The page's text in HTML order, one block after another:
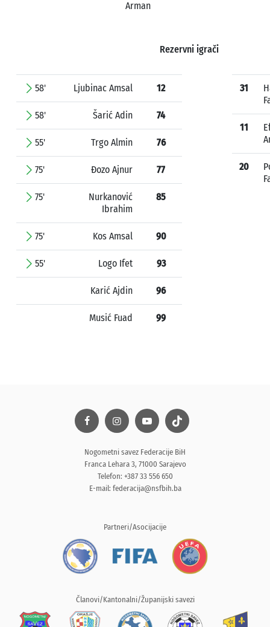
Arman
Rezervni igrači
58' Ljubinac Amsal 12
58' Šarić Adin 74
55' Trgo Almin 76
75' Đozo Ajnur 77
75'
Nurkanović
Ibrahim
85
75' Kos Amsal 90
55' Logo Ifet 93
Karić Ajdin 96
Musić Fuad 99
31
11
20
Nogometni savez Federacije BiH
Franca Lehara 3, 71000 Sarajevo
Telefon: +387 33 556 650
E-mail: federacija@nsfbih.ba
Partneri/Asocijacije
Članovi/Kantonalni/Županijski savezi